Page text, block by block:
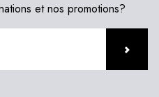
et nos promotions?